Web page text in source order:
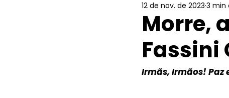
Morre,
Fassini
12 de nov. de 2023 3 min
Irmãs, Irmãos! Paz